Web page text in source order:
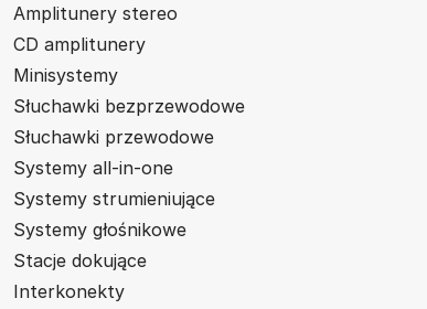
Amplitunery stereo
CD amplitunery
Minisystemy
Słuchawki bezprzewodowe
Słuchawki przewodowe
Systemy all-in-one
Systemy strumieniujące
Systemy głośnikowe
Stacje dokujące
Interkonekty